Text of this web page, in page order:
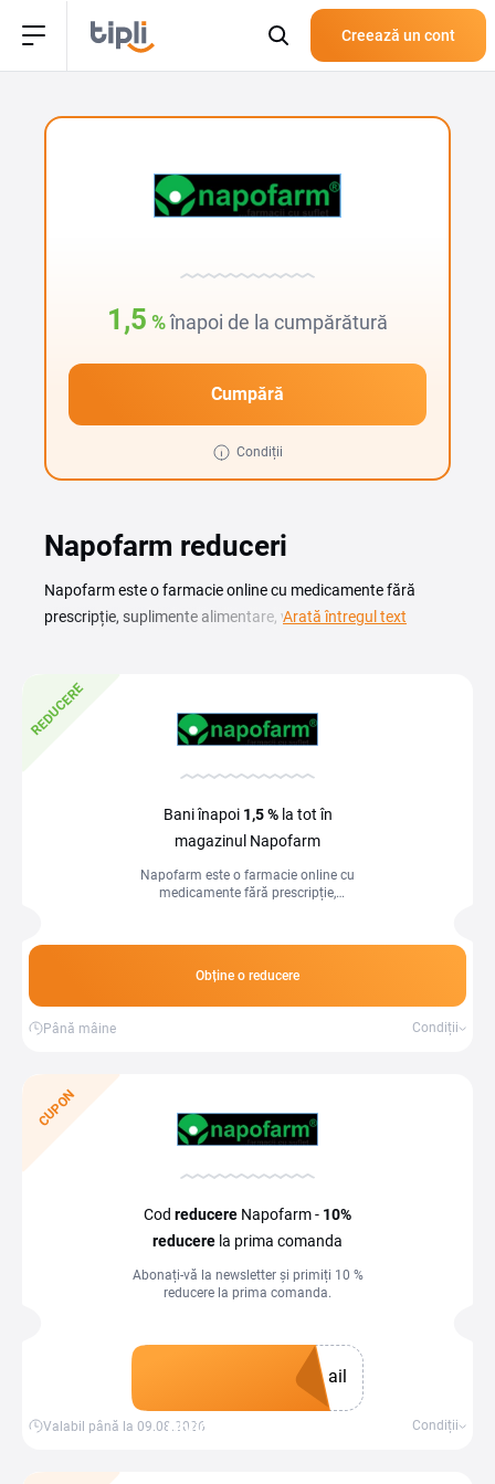
Creează un cont
1,5 %înapoi de la cumpărătură
Cumpără
Condiții
Napofarm reduceri
Napofarm este o farmacie online cu medicamente fără
prescripție, suplimente alimentare, vitamine, produse
nevoie pentru sănătatea ta la un preț mai bun, direct la
finalizarea comenzii. Pe această pagină găsești codurile de
reducere și promoțiile actuale ale magazinului. Verifică
ofertele disponibile, copiază codul potrivit și economisești la
Arată întregul text
REDUCERE
Bani înapoi 1,5 %la tot în
magazinul Napofarm
Napofarm este o farmacie online cu
medicamente fără prescripție,
de îngrijire...
Obține o reducere
Până mâine Condiții
CUPON
Cod reducere Napofarm - 10%
reducere la prima comanda
Abonați-vă la newsletter și primiți 10 %
reducere la prima comanda.
Obține un cupon
ail
Valabil până la 09.08.2026 Condiții